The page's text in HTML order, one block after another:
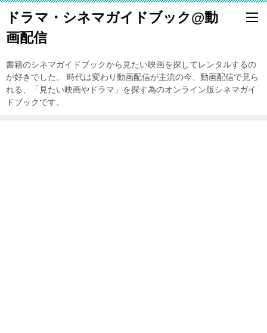
ドラマ・シネマガイドブック@動
画配信
書籍のシネマガイドブックから見たい映画を探してレンタルするの
が好きでした。 時代は変わり動画配信が主流の今、動画配信で見ら
れる、「見たい映画やドラマ」を探す為のオンライン版シネマガイ
ドブックです。